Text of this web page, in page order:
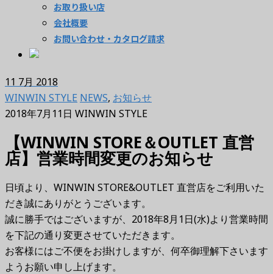
お取り扱い店
会社概要
お問い合わせ・カタログ請求
11 7月 2018
WINWIN STYLE NEWS, お知らせ
2018年7月11日 WINWIN STYLE
【WINWIN STORE＆OUTLET 直営
店】営業時間変更のお知らせ
日頃より、WINWIN STORE&OUTLET 直営店をご利用いた
だき誠にありがとうございます。
誠に勝手ではございますが、2018年8月1日(水)より営業時間
を下記の通り変更させていただきます。
お客様にはご不便をお掛けしますが、何卒御理解下さいます
ようお願い申し上げます。